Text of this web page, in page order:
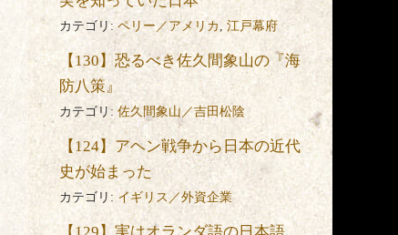
カテゴリ: ペリー／アメリカ , 江戸幕府
【130】恐るべき佐久間象山の『海
防八策』
カテゴリ: 佐久間象山／吉田松陰
【124】アヘン戦争から日本の近代
史が始まった
カテゴリ: イギリス／外資企業